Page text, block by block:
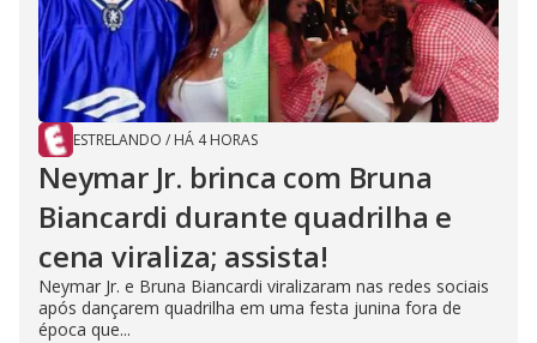
ESTRELANDO / HÁ 4 HORAS
Neymar Jr. brinca com Bruna
Biancardi durante quadrilha e
cena viraliza; assista!
Neymar Jr. e Bruna Biancardi viralizaram nas redes sociais
após dançarem quadrilha em uma festa junina fora de
época que...